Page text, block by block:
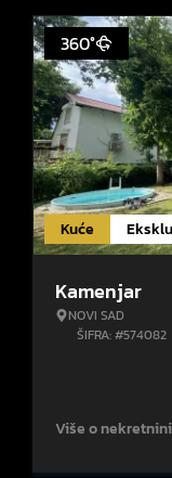
Kuće
360°
Kamenjar
NOVI SAD
ŠIFRA: #574082
Više o